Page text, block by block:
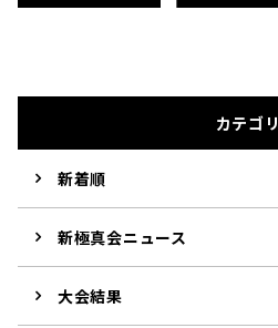
カテゴリ
新着順
新極真会ニュース
大会結果